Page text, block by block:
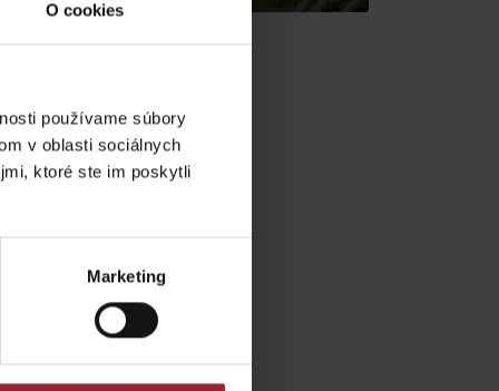
O cookies
používame súbory
v oblasti sociálnych
ktoré ste im poskytli
Marketing